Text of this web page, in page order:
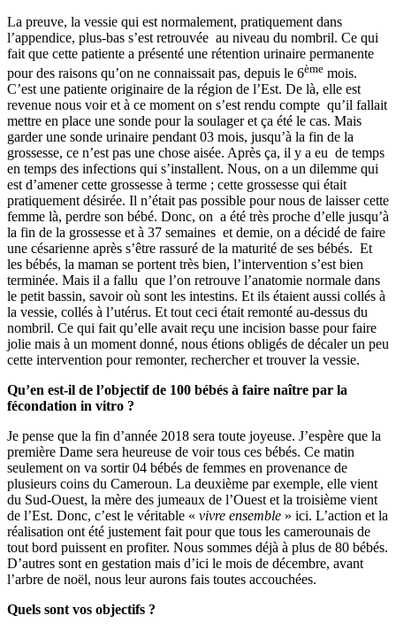
La preuve, la vessie qui est normalement, pratiquement dans
l’appendice, plus-bas s’est retrouvée au niveau du nombril. Ce qui
fait que cette patiente a présenté une rétention urinaire permanente
pour des raisons qu’on ne connaissait pas, depuis le 6ème mois.
C’est une patiente originaire de la région de l’Est. De là, elle est
revenue nous voir et à ce moment on s’est rendu compte qu’il fallait
mettre en place une sonde pour la soulager et ça été le cas. Mais
garder une sonde urinaire pendant 03 mois, jusqu’à la fin de la
grossesse, ce n’est pas une chose aisée. Après ça, il y a eu de temps
en temps des infections qui s’installent. Nous, on a un dilemme qui
est d’amener cette grossesse à terme ; cette grossesse qui était
pratiquement désirée. Il n’était pas possible pour nous de laisser cette
femme là, perdre son bébé. Donc, on a été très proche d’elle jusqu’à
la fin de la grossesse et à 37 semaines et demie, on a décidé de faire
une césarienne après s’être rassuré de la maturité de ses bébés. Et
les bébés, la maman se portent très bien, l’intervention s’est bien
terminée. Mais il a fallu que l’on retrouve l’anatomie normale dans
le petit bassin, savoir où sont les intestins. Et ils étaient aussi collés à
la vessie, collés à l’utérus. Et tout ceci était remonté au-dessus du
nombril. Ce qui fait qu’elle avait reçu une incision basse pour faire
jolie mais à un moment donné, nous étions obligés de décaler un peu
cette intervention pour remonter, rechercher et trouver la vessie.
Qu’en est-il de l’objectif de 100 bébés à faire naître par la
fécondation in vitro ?
Je pense que la fin d’année 2018 sera toute joyeuse. J’espère que la
première Dame sera heureuse de voir tous ces bébés. Ce matin
seulement on va sortir 04 bébés de femmes en provenance de
plusieurs coins du Cameroun. La deuxième par exemple, elle vient
du Sud-Ouest, la mère des jumeaux de l’Ouest et la troisième vient
de l’Est. Donc, c’est le véritable « vivre ensemble » ici. L’action et la
réalisation ont été justement fait pour que tous les camerounais de
tout bord puissent en profiter. Nous sommes déjà à plus de 80 bébés.
D’autres sont en gestation mais d’ici le mois de décembre, avant
l’arbre de noël, nous leur aurons fais toutes accouchées.
Quels sont vos objectifs ?